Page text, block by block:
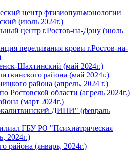
центр фтизиопульмонологии
(июль 2024г.)
центр г.Ростов-на-Дону (июль
переливания крови г.Ростов-на-
Шахтинский (май 2024г.)
района (май 2024г.)
района (апрель, 2024 г.)
области (апрель 2024г.)
(март 2024г.)
ДИПИ" (февраль
ГБУ РО "Психиатрическая
2024г.)
района (январь, 2024г.)